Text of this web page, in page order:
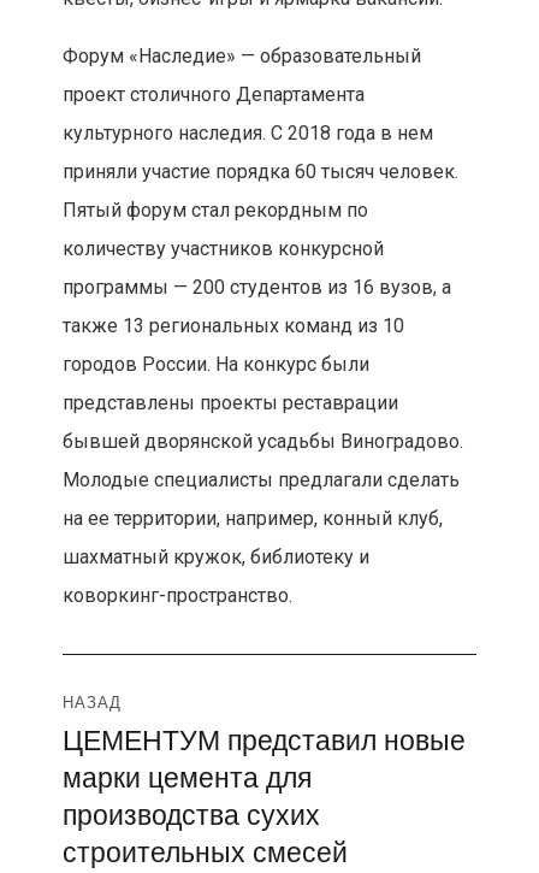
Форум «Наследие» — образовательный
проект столичного Департамента
культурного наследия. С 2018 года в нем
приняли участие порядка 60 тысяч человек.
Пятый форум стал рекордным по
количеству участников конкурсной
программы — 200 студентов из 16 вузов, а
также 13 региональных команд из 10
городов России. На конкурс были
представлены проекты реставрации
бывшей дворянской усадьбы Виноградово.
Молодые специалисты предлагали сделать
на ее территории, например, конный клуб,
шахматный кружок, библиотеку и
коворкинг-пространство.
Навигация
по
записям
НАЗАД
Предыдущая
запись:
ЦЕМЕНТУМ представил новые
марки цемента для
производства сухих
строительных смесей